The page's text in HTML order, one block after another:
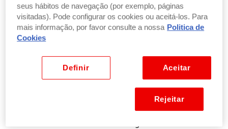
Aderir online ao seguro auto
Detalhes dos serviços incluídos nas
coberturas
seus hábitos de navegação (por exemplo, páginas
visitadas). Pode configurar os cookies ou aceitá-los. Para
mais informação, por favor consulte a nossa Politica de
Cookies
Aceitar
Definir
Rejeitar